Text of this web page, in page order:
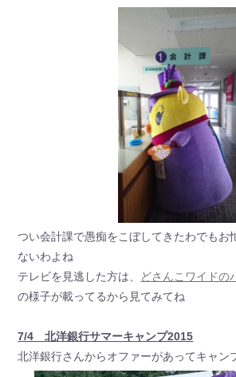
つい会計課で愚痴をこぼしてきたわでもお
ないわよね
テレビを見逃した方は、 どさんこワイドの
の様子が載ってるから見てみてね
7/4 北洋銀行サマーキャンプ2015
北洋銀行さんからオファーがあってキャン